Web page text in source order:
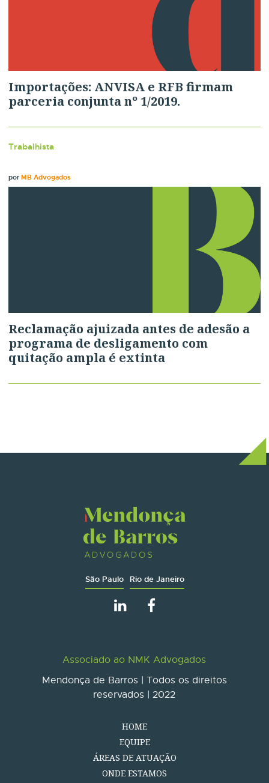
Importações: ANVISA e RFB firmam
parceria conjunta nº 1/2019.
Trabalhista
porMB Advogados
Reclamação ajuizada antes de adesão a
programa de desligamento com
quitação ampla é extinta
São Paulo Rio de Janeiro
Associado ao NMK Advogados
Mendonça de Barros | Todos os direitos
reservados | 2022
HOME
EQUIPE
ÁREAS DE ATUAÇÃO
ONDE ESTAMOS